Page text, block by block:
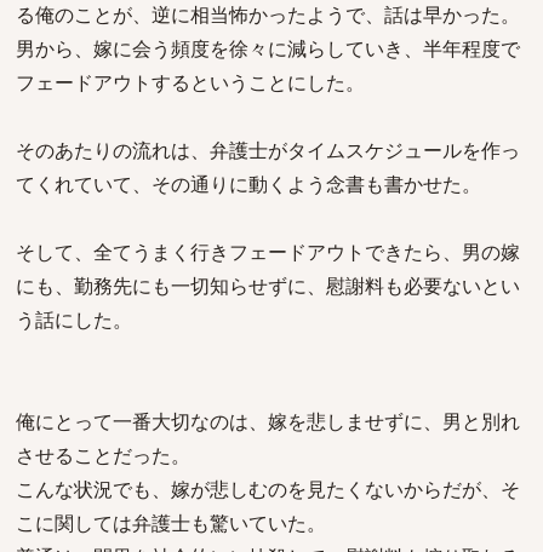
る俺のことが、逆に相当怖かったようで、話は早かった。
男から、嫁に会う頻度を徐々に減らしていき、半年程度で
フェードアウトするということにした。
そのあたりの流れは、弁護士がタイムスケジュールを作っ
てくれていて、その通りに動くよう念書も書かせた。
そして、全てうまく行きフェードアウトできたら、男の嫁
にも、勤務先にも一切知らせずに、慰謝料も必要ないとい
う話にした。
俺にとって一番大切なのは、嫁を悲しませずに、男と別れ
させることだった。
こんな状況でも、嫁が悲しむのを見たくないからだが、そ
こに関しては弁護士も驚いていた。